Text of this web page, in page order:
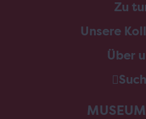
Zu
Unsere
Über